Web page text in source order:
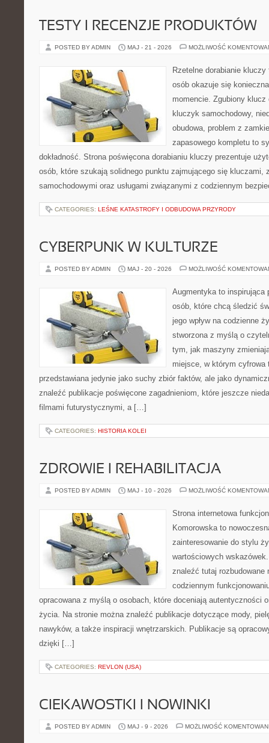
TESTY I RECENZJE PRODUKTÓW
POSTED BY ADMIN MAJ - 21 - 2026 MOŻLIWOŚĆ
Rzetelne dorabianie
osób okazuje się
momencie. Zgubiony
kluczyk samochodowy,
obudowa, problem z
zapasowego kompletu to
dokładność. Strona poświęcona dorabianiu kluczy prezentuje
osób, które szukają solidnego punktu zajmującego się kluczami,
samochodowymi oraz usługami związanymi z codziennym
CATEGORIES: LEŚNE KATASTROFY I ODBUDOWA PRZYRODY
CYBERPUNK W KULTURZE
POSTED BY ADMIN MAJ - 20 - 2026 MOŻLIWOŚĆ
Augmentyka to inspirująca
osób, które chcą śledzić
jego wpływ na codzienne
stworzona z myślą o
tym, jak maszyny
miejsce, w którym cyfrowa
przedstawiana jedynie jako suchy zbiór faktów, ale jako
znaleźć publikacje poświęcone zagadnieniom, które jeszcze
filmami futurystycznymi, a […]
CATEGORIES: HISTORIA KOLEI
ZDROWIE I REHABILITACJA
POSTED BY ADMIN MAJ - 10 - 2026 MOŻLIWOŚĆ
Strona internetowa
Komorowska to
zainteresowanie do stylu
wartościowych
znaleźć tutaj rozbudowane
codziennym
opracowana z myślą o osobach, które doceniają autentyczności
życia. Na stronie można znaleźć publikacje dotyczące mody,
nawyków, a także inspiracji wnętrzarskich. Publikacje są
dzięki […]
CATEGORIES: REVLON (USA)
CIEKAWOSTKI I NOWINKI
POSTED BY ADMIN MAJ - 9 - 2026 MOŻLIWOŚĆ